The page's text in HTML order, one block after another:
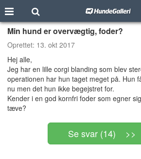
Min hund er overvægtig, foder?
Oprettet: 13. okt 2017
Hej alle,
Jeg har en lille corgi blanding som blev
operationen har hun taget meget på. Hun
nu men det hun ikke begejstret for.
Kender i en god kornfri foder som egner
tæve?
Se svar (14)